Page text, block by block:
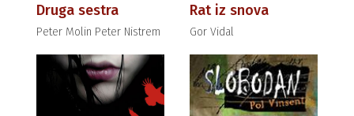
Druga sestra
Peter Molin Peter Nistrem
Rat iz snova
Gor Vidal